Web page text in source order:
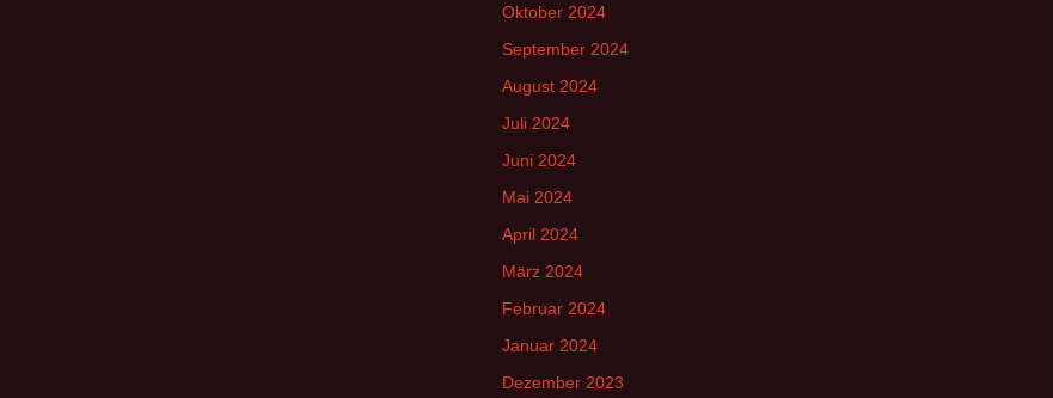
Oktober 2024
September 2024
August 2024
Juli 2024
Juni 2024
Mai 2024
April 2024
März 2024
Februar 2024
Januar 2024
Dezember 2023